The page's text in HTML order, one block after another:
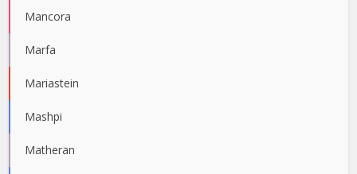
Mancora
Marfa
Mariastein
Mashpi
Matheran